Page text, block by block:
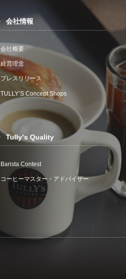
会社情報
会社概要
経営理念
プレスリリース
TULLYʼS Concept Shops
Tullyʼs Quality
Barista Contest
コーヒーマスター・アドバイザー